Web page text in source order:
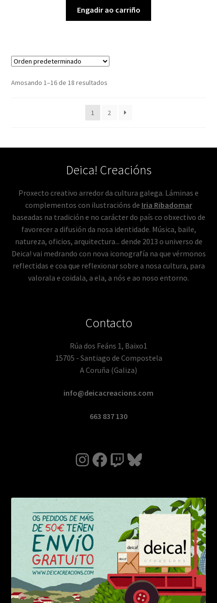
Engadir ao carriño
Amosando 1–16 de 18 resultados
1 2
Deica! Creacións
Proxecto creativo arredor da cultura galega. Láminas e
complementos con ilustracións de Iria Ribadomar
baseadas na tradición e no carácter do país co obxectivo de
favorecer a difusión da nosa identidade. Música, baile,
natureza, oficios, arquitectura... dende 2013 o universo de
Deica! vai medrando con nova iconografía na que vérmonos
reflectidas e coa que reflexionar sobre a nosa cultura, para
valorala e coidala, a ela, a nós e ao noso entorno.
Contacto
Rúa dos Feáns 1, Baixo1
15705 - Santiago de Compostela
A Coruña (Galiza)
info@deicacreacions.com
663 837 130
Instagram
Facebook
TwitchBluesky